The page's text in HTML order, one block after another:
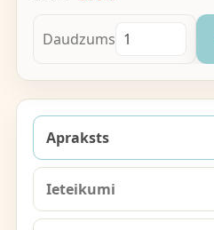
Daudzums
Apraksts
Ieteikumi